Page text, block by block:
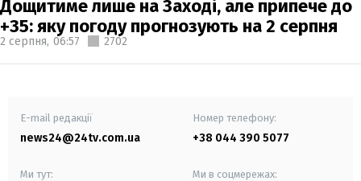
Дощитиме лише на Заході, але припече до
+35: яку погоду прогнозують на 2 серпня
2 серпня, 06:57 2702
E-mail редакції
news24@24tv.com.ua
Номер телефону:
+38 044 390 5077
Ми тут: Ми в соцмережах: